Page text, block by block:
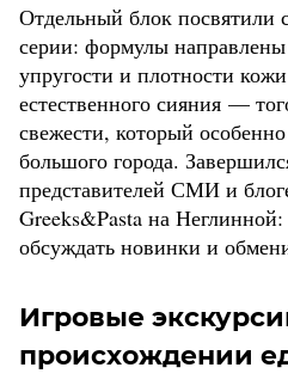
Отдельный блок посвятили
серии: формулы
упругости и плотности
естественного сияния —
свежести, который
большого города.
представителей СМИ и
Greeks&Pasta на
обсуждать новинки и
Игровые
происхождении